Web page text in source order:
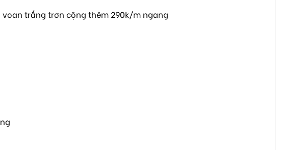
trắng trơn cộng thêm 290k/m ngang